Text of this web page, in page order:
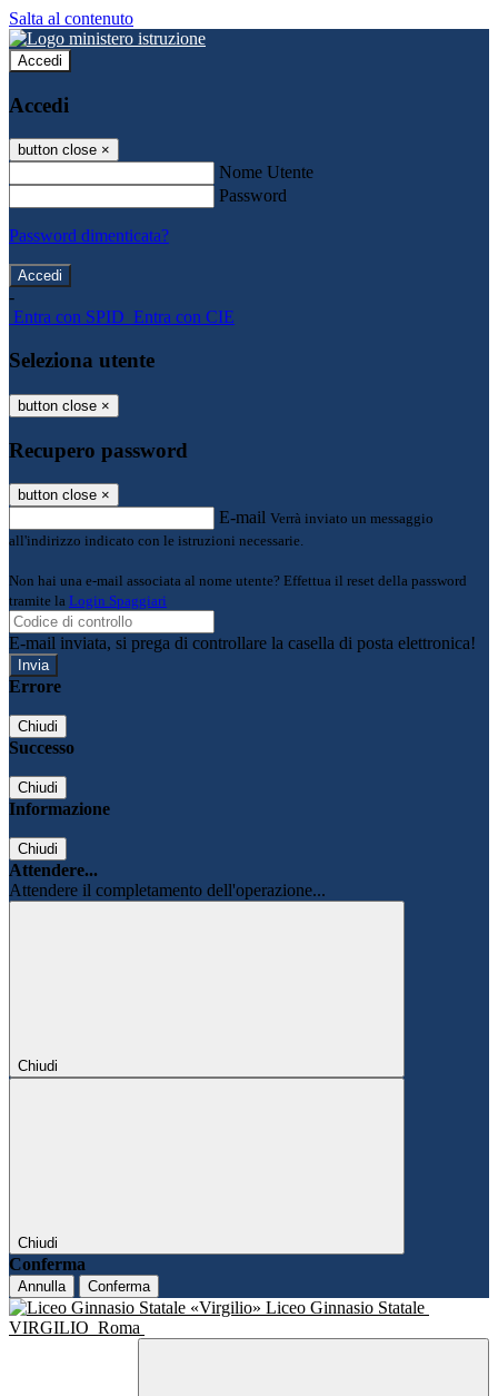
Salta al contenuto
Accedi
Accedi
button close ×
Nome Utente
Password
Password dimenticata?
-
Entra con SPID Entra con CIE
Seleziona utente
button close ×
Recupero password
button close ×
E-mail Verrà inviato un messaggio
all'indirizzo indicato con le istruzioni necessarie.
Non hai una e-mail associata al nome utente? Effettua il reset della password
tramite la Login Spaggiari
E-mail inviata, si prega di controllare la casella di posta elettronica!
Errore
Chiudi
Successo
Chiudi
Informazione
Chiudi
Attendere...
Attendere il completamento dell'operazione...
Chiudi
Chiudi
Conferma
Annulla Conferma
Liceo Ginnasio Statale
VIRGILIO Roma